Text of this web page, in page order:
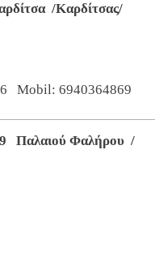
/Καρδίτσας/
Mobil: 6940364869
Παλαιού Φαλήρου /